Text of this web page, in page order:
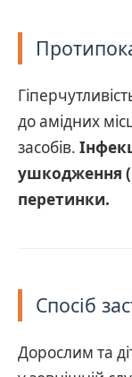
до амідних
засобів.
ушкодження
перетинки.
Спосіб
Дорослим та